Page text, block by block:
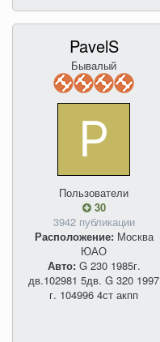
PavelS
Бывалый
Пользователи
30
3942 публикации
Расположение:Москва
ЮАО
Авто:G 230 1985г.
дв.102981 5дв. G 320 1997
г. 104996 4ст акпп